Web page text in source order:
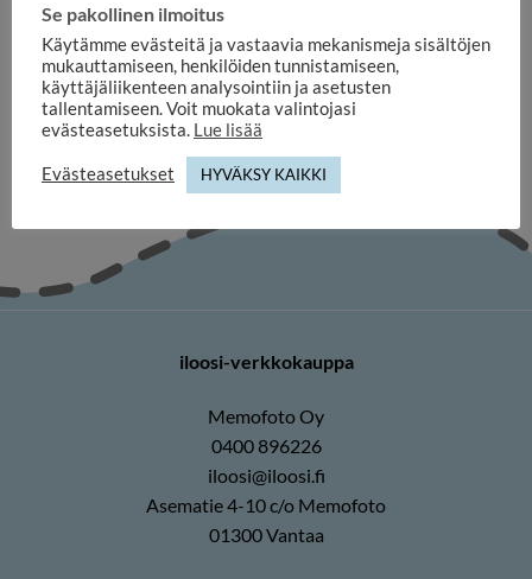
KORUT
Kaksipuoleiset neliö
korvakorut omalla kuvalla
30mm
19,90€
Kaksipuoleiset sydän
korvakorut omalla kuvalla
40x37mm
19,90
iloosi-verkkokauppa
Memofoto Oy
0400 896226
iloosi@iloosi.fi
Asematie 4-10 c/o Memofoto
01300 Vantaa
Se pakollinen ilmoitus
Käytämme evästeitä ja vastaavia mekanismeja sisältöjen
mukauttamiseen, henkilöiden tunnistamiseen,
käyttäjäliikenteen analysointiin ja asetusten
tallentamiseen. Voit muokata valintojasi
evästeasetuksista. Lue lisää
Evästeasetukset HYVÄKSY KAIKKI